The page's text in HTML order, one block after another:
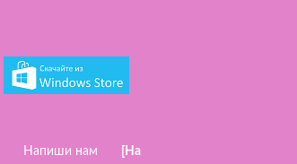
Напиши нам
[На